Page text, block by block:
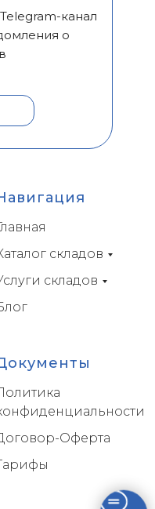
канал
о
складов
складов
Оферта